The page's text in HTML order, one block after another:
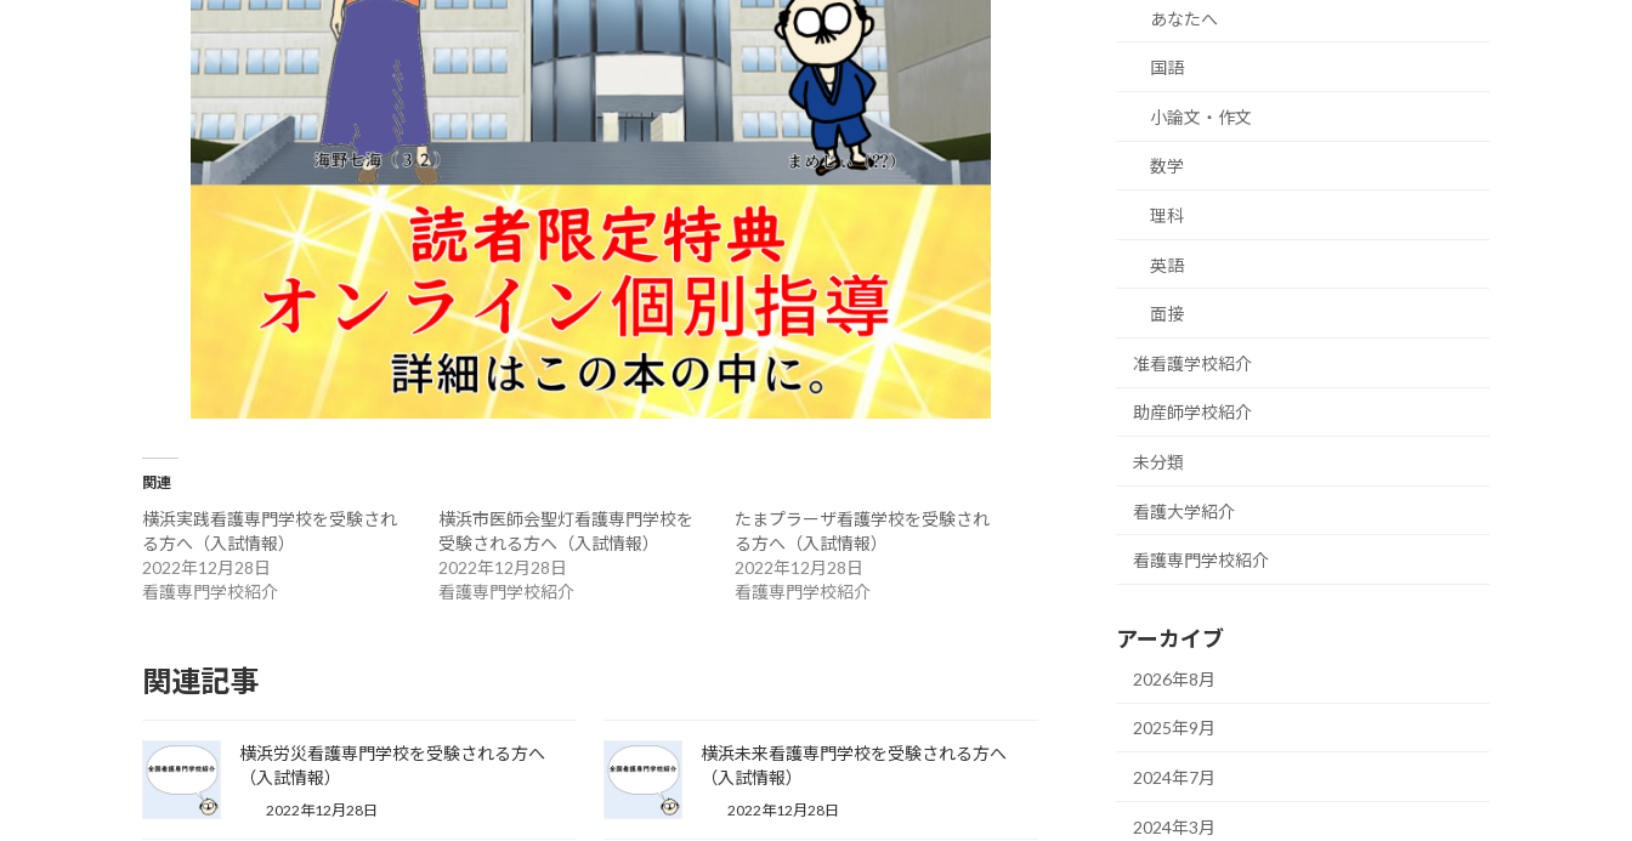
関連
横浜実践看護専門学校を受験され
る方へ（入試情報）
2022年12月28日
看護専門学校紹介
横浜市医師会聖灯看護専門学校を
受験される方へ（入試情報）
2022年12月28日
看護専門学校紹介
たまプラーザ看護学校を受験され
る方へ（入試情報）
2022年12月28日
看護専門学校紹介
関連記事
横浜労災看護専門学校を受験される方へ
（入試情報）
2022年12月28日
横浜未来看護専門学校を受験される方へ
（入試情報）
2022年12月28日
あなたへ
国語
小論文・作文
数学
理科
英語
面接
准看護学校紹介
助産師学校紹介
未分類
看護大学紹介
看護専門学校紹介
アーカイブ
2026年8月
2025年9月
2024年7月
2024年3月